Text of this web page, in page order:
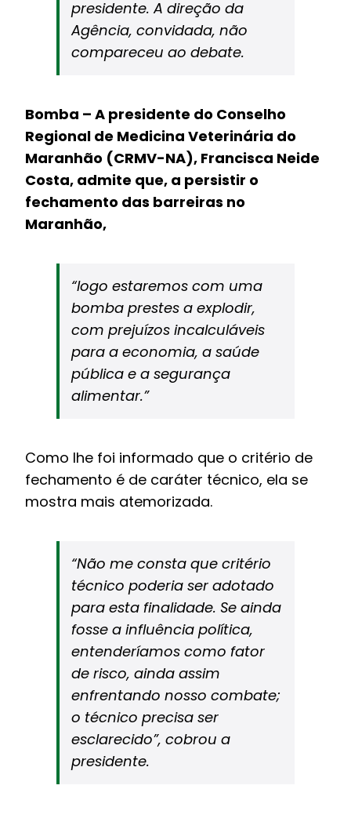
presidente. A direção da
Agência, convidada, não
compareceu ao debate.
Bomba – A presidente do Conselho
Regional de Medicina Veterinária do
Maranhão (CRMV-NA), Francisca Neide
Costa, admite que, a persistir o
fechamento das barreiras no
Maranhão,
“logo estaremos com uma
bomba prestes a explodir,
com prejuízos incalculáveis
para a economia, a saúde
pública e a segurança
alimentar.”
Como lhe foi informado que o critério de
fechamento é de caráter técnico, ela se
mostra mais atemorizada.
“Não me consta que critério
técnico poderia ser adotado
para esta finalidade. Se ainda
fosse a influência política,
entenderíamos como fator
de risco, ainda assim
enfrentando nosso combate;
o técnico precisa ser
esclarecido”, cobrou a
presidente.